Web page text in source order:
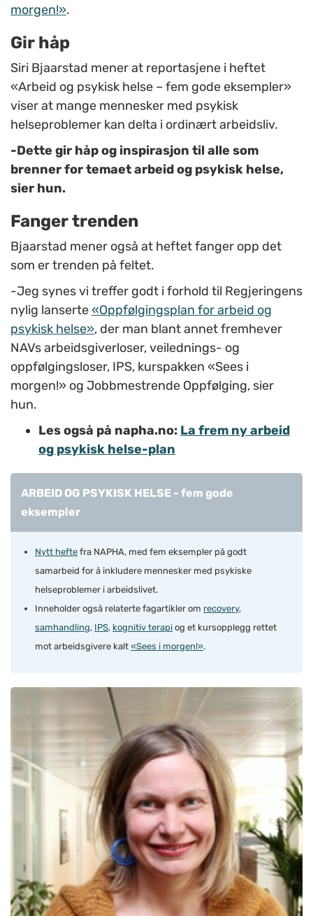
morgen!».
Gir håp
Siri Bjaarstad mener at reportasjene i heftet
«Arbeid og psykisk helse – fem gode eksempler»
viser at mange mennesker med psykisk
helseproblemer kan delta i ordinært arbeidsliv.
-Dette gir håp og inspirasjon til alle som
brenner for temaet arbeid og psykisk helse,
sier hun.
Fanger trenden
Bjaarstad mener også at heftet fanger opp det
som er trenden på feltet.
-Jeg synes vi treffer godt i forhold til Regjeringens
nylig lanserte«Oppfølgingsplan for arbeid og
psykisk helse», der man blant annet fremhever
NAVs arbeidsgiverloser, veilednings- og
oppfølgingsloser, IPS, kurspakken «Sees i
morgen!» og Jobbmestrende Oppfølging, sier
hun.
Les også på napha.no: La frem ny arbeid
og psykisk helse-plan
ARBEID OG PSYKISK HELSE - fem gode
eksempler
Nytt hefte fra NAPHA, med fem eksempler på godt
samarbeid for å inkludere mennesker med psykiske
helseproblemer i arbeidslivet.
Inneholder også relaterte fagartikler om recovery,
samhandling, IPS, kognitiv terapi og et kursopplegg rettet
mot arbeidsgivere kalt «Sees i morgen!».